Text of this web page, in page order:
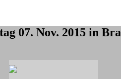
07. Nov. 2015 in